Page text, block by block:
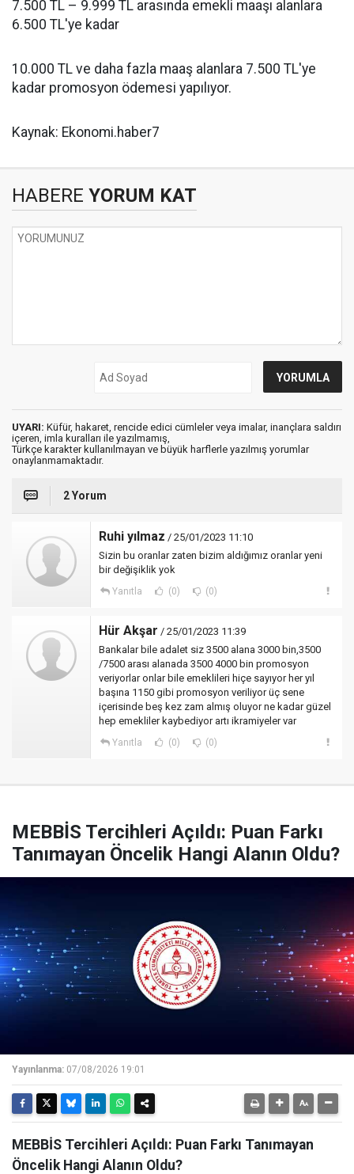
7.500 TL – 9.999 TL arasında emekli maaşı alanlara
6.500 TL'ye kadar
10.000 TL ve daha fazla maaş alanlara 7.500 TL'ye
kadar promosyon ödemesi yapılıyor.
Kaynak: Ekonomi.haber7
HABERE YORUM KAT
UYARI: Küfür, hakaret, rencide edici cümleler veya imalar, inançlara saldırı
içeren, imla kuralları ile yazılmamış,
Türkçe karakter kullanılmayan ve büyük harflerle yazılmış yorumlar
onaylanmamaktadır.
2 Yorum
Ruhi yılmaz / 25/01/2023 11:10
Sizin bu oranlar zaten bizim aldığımız oranlar yeni
bir değişiklik yok
Yanıtla (0) (0)
Hür Akşar / 25/01/2023 11:39
Bankalar bile adalet siz 3500 alana 3000 bin,3500
/7500 arası alanada 3500 4000 bin promosyon
veriyorlar onlar bile emeklileri hiçe sayıyor her yıl
başına 1150 gibi promosyon veriliyor üç sene
içerisinde beş kez zam almış oluyor ne kadar güzel
hep emekliler kaybediyor artı ikramiyeler var
Yanıtla (0) (0)
MEBBİS Tercihleri Açıldı: Puan Farkı
Tanımayan Öncelik Hangi Alanın Oldu?
Yayınlanma: 07/08/2026 19:01
MEBBİS Tercihleri Açıldı: Puan Farkı Tanımayan
Öncelik Hangi Alanın Oldu?